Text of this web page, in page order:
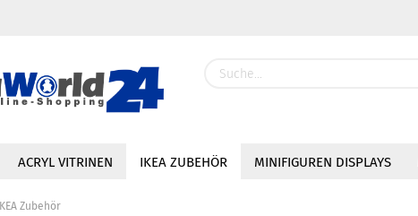
ACRYL VITRINEN IKEA ZUBEHÖR MINIFIGUREN DISPLAYS
IKEA Zubehör